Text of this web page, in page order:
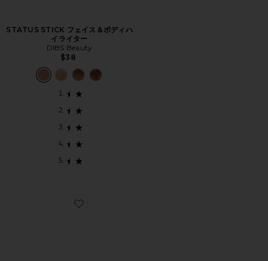
STATUS STICK フェイス＆ボディハ
イライター
DIBS Beauty
$38
Favorite FILMSTAR BRONZE & GLOW コントゥアデュ